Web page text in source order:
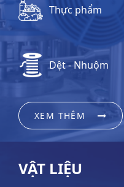
Thực phẩm
Dệt - Nhuộm
XEM THÊM
VẬT LIỆU